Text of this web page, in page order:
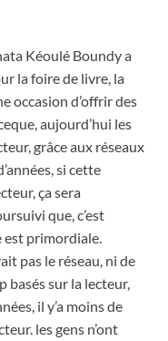
Kéoulé Boundy a
la foire de livre, la
occasion d’offrir des
aujourd’hui les
grâce aux réseaux
si cette
ça sera
que, c’est
est primordiale.
pas le réseau, ni de
basés sur la lecteur,
il y’a moins de
les gens n’ont